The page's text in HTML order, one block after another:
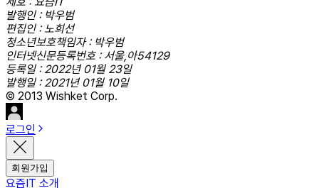
발행인 : 박우범
편집인 : 노희선
청소년보호책임자 : 박우범
인터넷신문등록번호 : 서울,아54129
등록일 : 2022년 01월 23일
발행일 : 2021년 01월 10일
© 2013 Wishket Corp.
로그인
회원가입
요즘IT 소개